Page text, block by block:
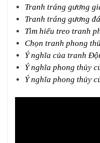
Tranh tráng gương
Tranh tráng gương
Tìm hiểu treo tranh
Chọn tranh phong
Ý nghĩa của tranh
Ý nghĩa phong thủy
Ý nghĩa phong thủy